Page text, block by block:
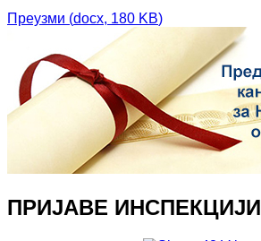
Преузми (docx, 180 KB)
ПРИЈАВЕ ИНСПЕКЦИЈИ